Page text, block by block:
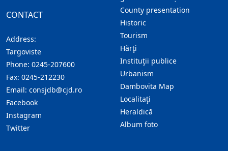
CONTACT
Address:
Targoviste
Phone: 0245-207600
Fax: 0245-212230
Email: consjdb@cjd.ro
Facebook
Instagram
Twitter
County presentation
Historic
Tourism
Hărţi
Instituţii publice
Urbanism
Dambovita Map
Localitaţi
Heraldică
Album foto